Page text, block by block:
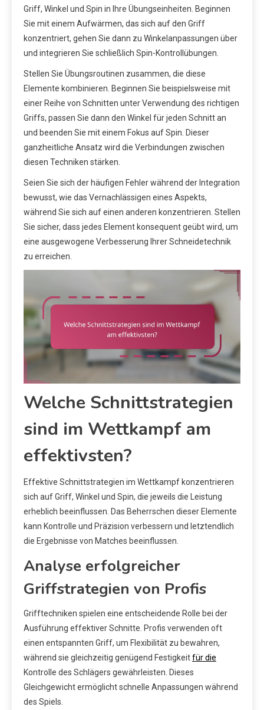
Griff, Winkel und Spin in Ihre Übungseinheiten. Beginnen
Sie mit einem Aufwärmen, das sich auf den Griff
konzentriert, gehen Sie dann zu Winkelanpassungen über
und integrieren Sie schließlich Spin-Kontrollübungen.
Stellen Sie Übungsroutinen zusammen, die diese
Elemente kombinieren. Beginnen Sie beispielsweise mit
einer Reihe von Schnitten unter Verwendung des richtigen
Griffs, passen Sie dann den Winkel für jeden Schnitt an
und beenden Sie mit einem Fokus auf Spin. Dieser
ganzheitliche Ansatz wird die Verbindungen zwischen
diesen Techniken stärken.
Seien Sie sich der häufigen Fehler während der Integration
bewusst, wie das Vernachlässigen eines Aspekts,
während Sie sich auf einen anderen konzentrieren. Stellen
Sie sicher, dass jedes Element konsequent geübt wird, um
eine ausgewogene Verbesserung Ihrer Schneidetechnik
zu erreichen.
Welche Schnittstrategien
sind im Wettkampf am
effektivsten?
Effektive Schnittstrategien im Wettkampf konzentrieren
sich auf Griff, Winkel und Spin, die jeweils die Leistung
erheblich beeinflussen. Das Beherrschen dieser Elemente
kann Kontrolle und Präzision verbessern und letztendlich
die Ergebnisse von Matches beeinflussen.
Analyse erfolgreicher
Griffstrategien von Profis
Grifftechniken spielen eine entscheidende Rolle bei der
Ausführung effektiver Schnitte. Profis verwenden oft
einen entspannten Griff, um Flexibilität zu bewahren,
während sie gleichzeitig genügend Festigkeitfür die
Kontrolle des Schlägers gewährleisten. Dieses
Gleichgewicht ermöglicht schnelle Anpassungen während
des Spiels.